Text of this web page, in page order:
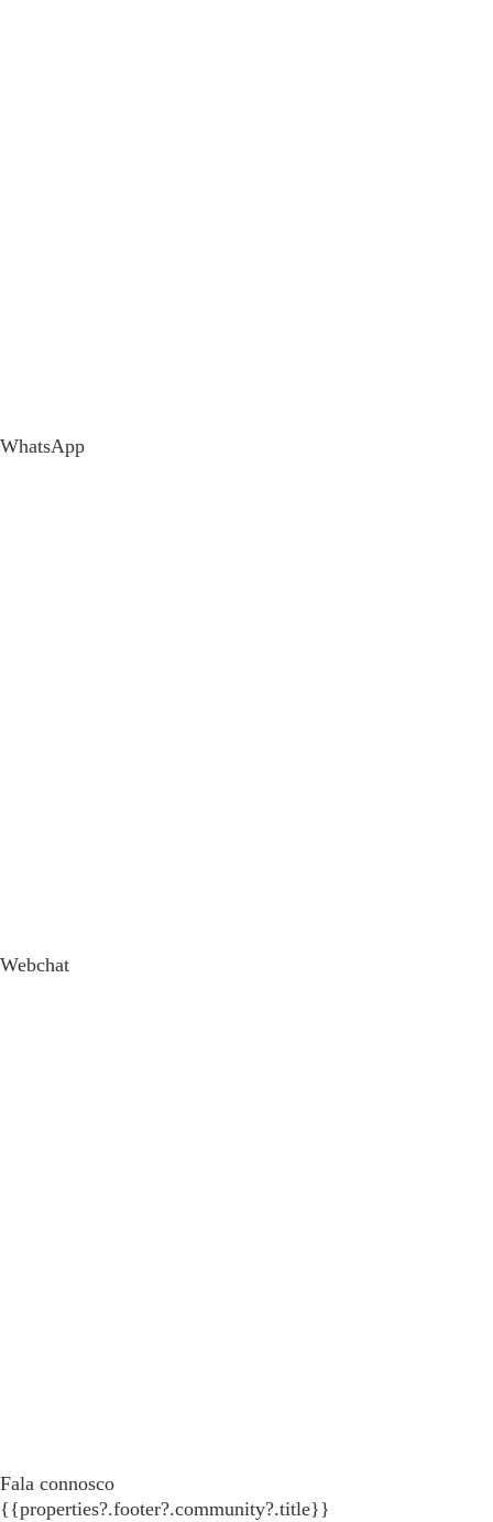
WhatsApp
Webchat
Fala connosco
{{properties?.footer?.community?.title}}